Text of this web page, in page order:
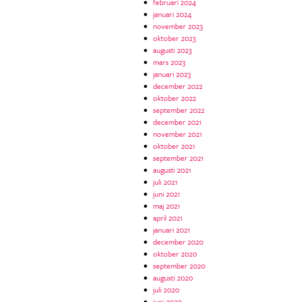
januari 2024
november 2023
oktober 2023
augusti 2023
mars 2023
januari 2023
december 2022
oktober 2022
september 2022
december 2021
november 2021
oktober 2021
september 2021
augusti 2021
juli 2021
juni 2021
maj 2021
april 2021
januari 2021
december 2020
oktober 2020
september 2020
augusti 2020
juli 2020